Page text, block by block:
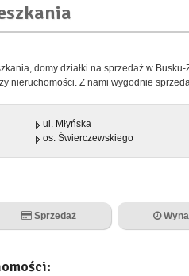
domy działki na sprzedaż w
nieruchomości. Z nami wygodnie
ul. Młyńska
os. Świerczewskiego
Sprzedaż